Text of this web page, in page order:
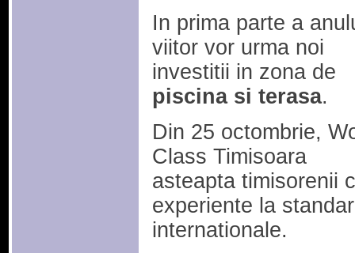
In prima parte a
viitor vor urma noi
investitii in zona de
piscina si terasa.
Din 25 octombrie,
Class Timisoara
asteapta timisorenii
experiente la
internationale.